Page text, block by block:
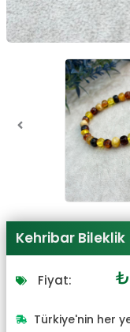
Kehribar Bileklik
Fiyat: ₺
Türkiye'nin her